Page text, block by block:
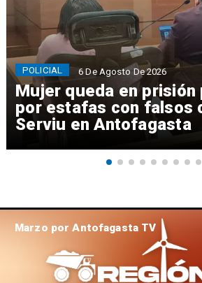
Mujer queda en
por estafas con falsos
Serviu en Antofagasta
POLICIAL 6 De Agosto De 2026
Marzo por Antofagasta TV